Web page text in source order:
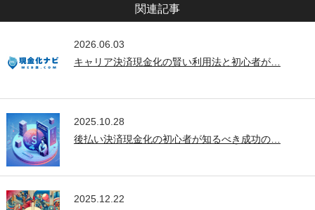
関連記事
2026.06.03
キャリア決済現金化の賢い利用法と初心者が…
2025.10.28
後払い決済現金化の初心者が知るべき成功の…
2025.12.22